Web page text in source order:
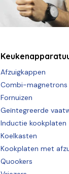
Afzuigkappen
Combi-magnetrons
Fornuizen
Geïntegreerde
Inductie kookplaten
Koelkasten
Kookplaten met
Quookers